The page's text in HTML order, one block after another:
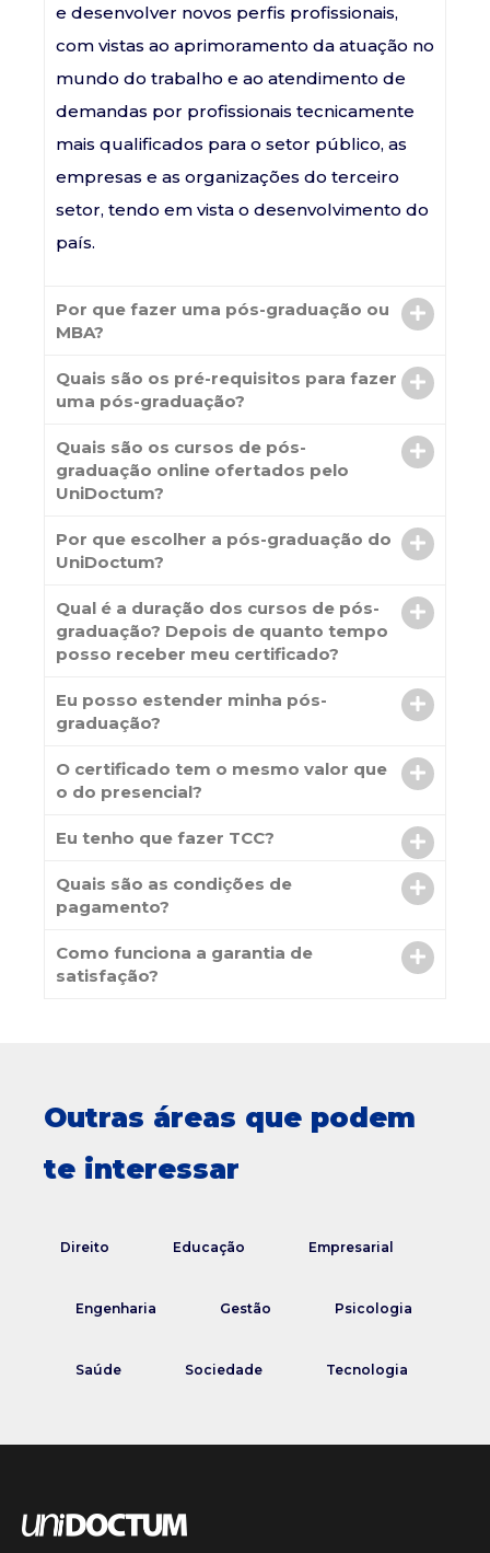
e desenvolver novos perfis profissionais,
com vistas ao aprimoramento da atuação no
mundo do trabalho e ao atendimento de
demandas por profissionais tecnicamente
mais qualificados para o setor público, as
empresas e as organizações do terceiro
setor, tendo em vista o desenvolvimento do
país.
Por que fazer uma pós-graduação ou
MBA?
Quais são os pré-requisitos para fazer
uma pós-graduação?
Quais são os cursos de pós-
graduação online ofertados pelo
UniDoctum?
Por que escolher a pós-graduação do
UniDoctum?
Qual é a duração dos cursos de pós-
graduação? Depois de quanto tempo
posso receber meu certificado?
Eu posso estender minha pós-
graduação?
O certificado tem o mesmo valor que
o do presencial?
Eu tenho que fazer TCC?
Quais são as condições de
pagamento?
Como funciona a garantia de
satisfação?
Outras áreas que podem
te interessar
Direito Educação Empresarial
Engenharia Gestão Psicologia
Saúde Sociedade Tecnologia